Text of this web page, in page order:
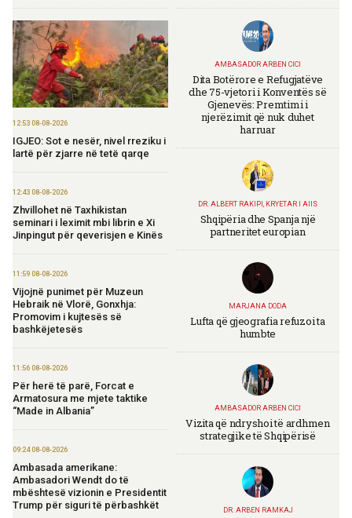
12:53 08-08-2026
IGJEO: Sot e nesër, nivel rreziku i
lartë për zjarre në tetë qarqe
12:43 08-08-2026
Zhvillohet në Taxhikistan
seminari i leximit mbi librin e Xi
Jinpingut për qeverisjen e Kinës
11:59 08-08-2026
Vijojnë punimet për Muzeun
Hebraik në Vlorë, Gonxhja:
Promovim i kujtesës së
bashkëjetesës
11:56 08-08-2026
Për herë të parë, Forcat e
Armatosura me mjete taktike
“Made in Albania”
09:24 08-08-2026
Ambasada amerikane:
Ambasadori Wendt do të
mbështesë vizionin e Presidentit
Trump për siguri të përbashkët
AMBASADOR ARBEN CICI
Dita Botërore e Refugjatëve
dhe 75-vjetori i Konventës së
Gjenevës: Premtimi i
njerëzimit që nuk duhet
harruar
DR. ALBERT RAKIPI, KRYETAR I AIIS
Shqipëria dhe Spanja një
partneritet europian
MARJANA DODA
Lufta që gjeografia refuzoi ta
humbte
AMBASADOR ARBEN CICI
Vizita që ndryshoi të ardhmen
strategjike të Shqipërisë
DR. ARBEN RAMKAJ